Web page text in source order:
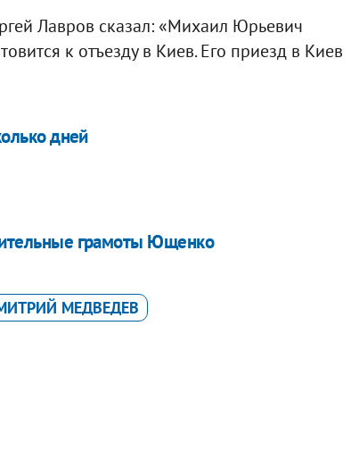
Лавров сказал: «Михаил Юрьевич
к отъезду в Киев. Его приезд в Киев
дней
грамоты Ющенко
МЕДВЕДЕВ